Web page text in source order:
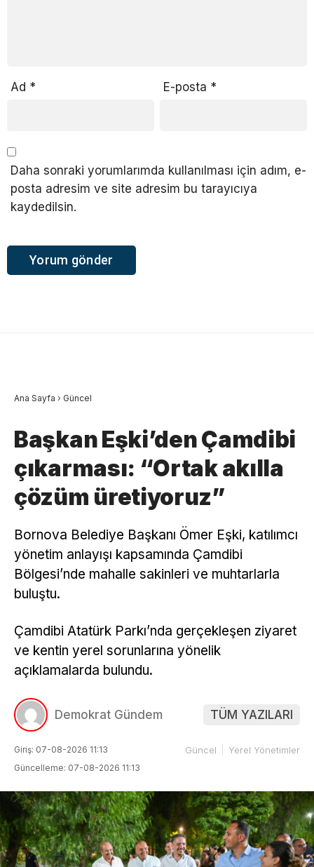
Ad * E-posta *
Daha sonraki yorumlarımda kullanılması için adım, e-
posta adresim ve site adresim bu tarayıcıya
kaydedilsin.
Ana Sayfa › Güncel
Başkan Eşki’den Çamdibi
çıkarması: “Ortak akılla
çözüm üretiyoruz”
Bornova Belediye Başkanı Ömer Eşki, katılımcı
yönetim anlayışı kapsamında Çamdibi
Bölgesi’nde mahalle sakinleri ve muhtarlarla
buluştu.
Çamdibi Atatürk Parkı’nda gerçekleşen ziyaret
ve kentin yerel sorunlarına yönelik
açıklamalarda bulundu.
Demokrat Gündem TÜM YAZILARI
Giriş: 07-08-2026 11:13
Güncelleme: 07-08-2026 11:13
Güncel Yerel Yönetimler